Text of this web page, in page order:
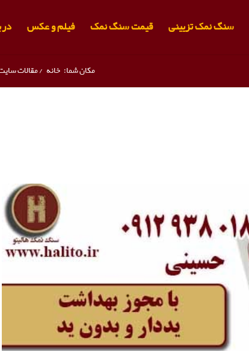
سنگ نمک تزیینی قیمت سنگ نمک فیلم و عکس
مکان شما: خانه /مقالات